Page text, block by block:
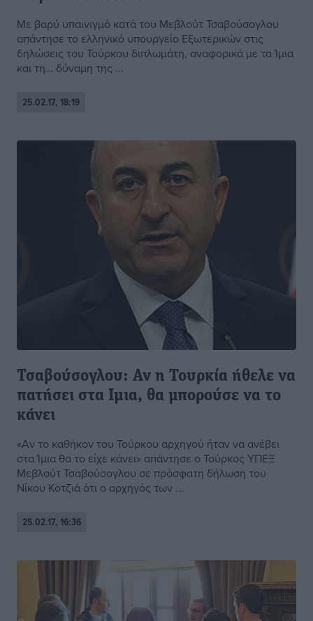
Με βαρύ υπαινιγμό κατά του Μεβλούτ Τσαβούσογλου
απάντησε το ελληνικό υπουργείο Εξωτερικών στις
δηλώσεις του Τούρκου διπλωμάτη, αναφορικά με τα Ίμια
και τη… δύναμη της ...
25.02.17, 18:19
Τσαβούσογλου: Αν η Τουρκία ήθελε να
πατήσει στα Ιμια, θα μπορούσε να το
κάνει
«Αν το καθήκον του Τούρκου αρχηγού ήταν να ανέβει
στα Ίμια θα το είχε κάνει» απάντησε ο Τούρκος ΥΠΕΞ
Μεβλούτ Τσαβούσογλου σε πρόσφατη δήλωση του
Νίκου Κοτζιά ότι ο αρχηγός των ...
25.02.17, 16:36